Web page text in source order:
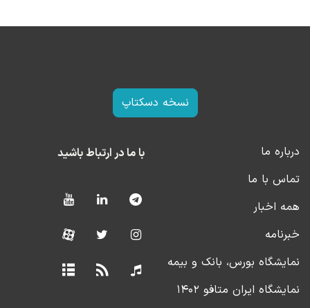
نسخه دسکتاپ
درباره ما
تماس با ما
همه اخبار
خبرنامه
نمایشگاه بورس، بانک و بیمه
نمایشگاه ایران متافو ۱۴۰۲
با ما در ارتباط باشید